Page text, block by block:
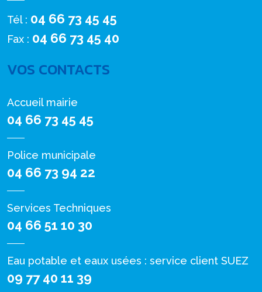
Tél : 04 66 73 45 45
Fax : 04 66 73 45 40
VOS CONTACTS
Accueil mairie
04 66 73 45 45
Police municipale
04 66 73 94 22
Services Techniques
04 66 51 10 30
Eau potable et eaux usées : service client SUEZ
09 77 40 11 39